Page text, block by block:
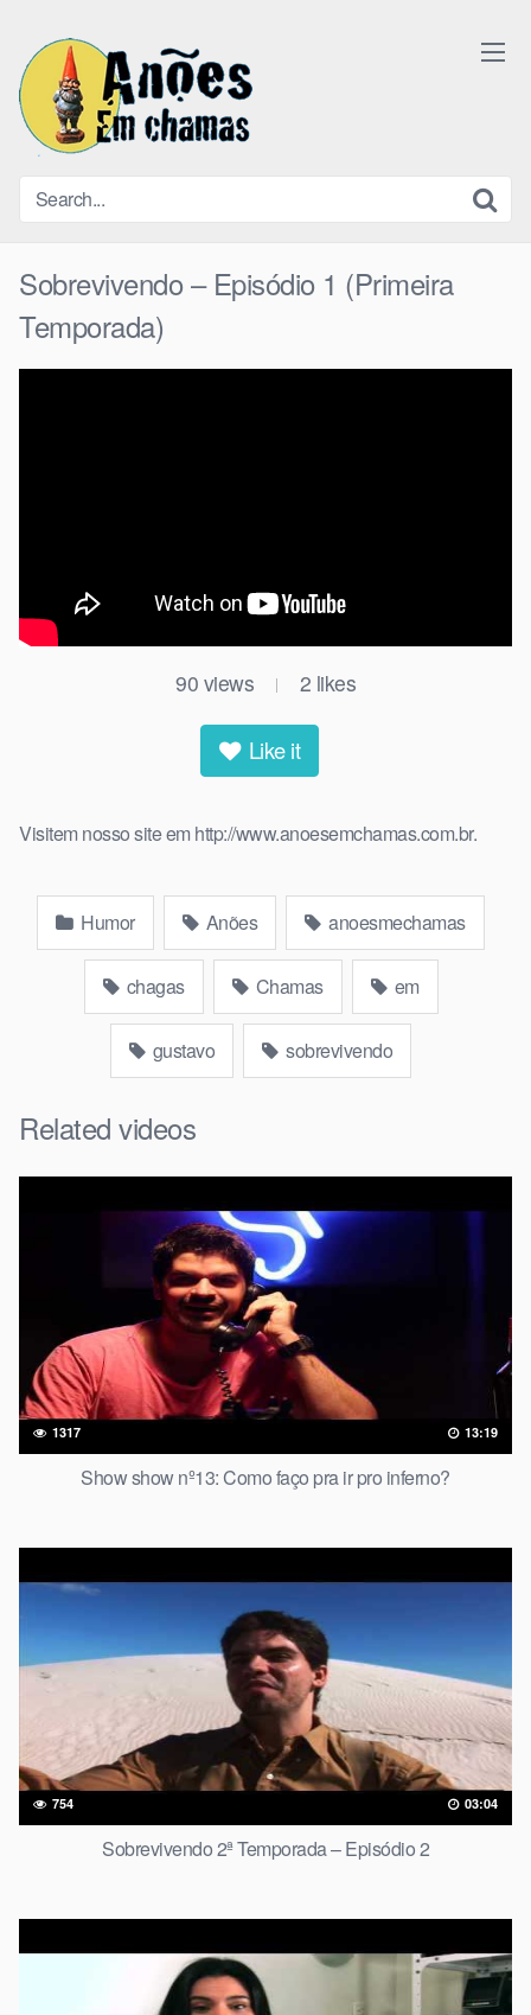
content
Sobrevivendo – Episódio 1 (Primeira
Temporada)
90 views | 2 likes
Like it
Visitem nosso site em http://www.anoesemchamas.com.br.
Humor Anões anoesmechamas
chagas Chamas em
gustavo sobrevivendo
Related videos
1317 13:19
Show show nº13: Como faço pra ir pro inferno?
754 03:04
Sobrevivendo 2ª Temporada – Episódio 2